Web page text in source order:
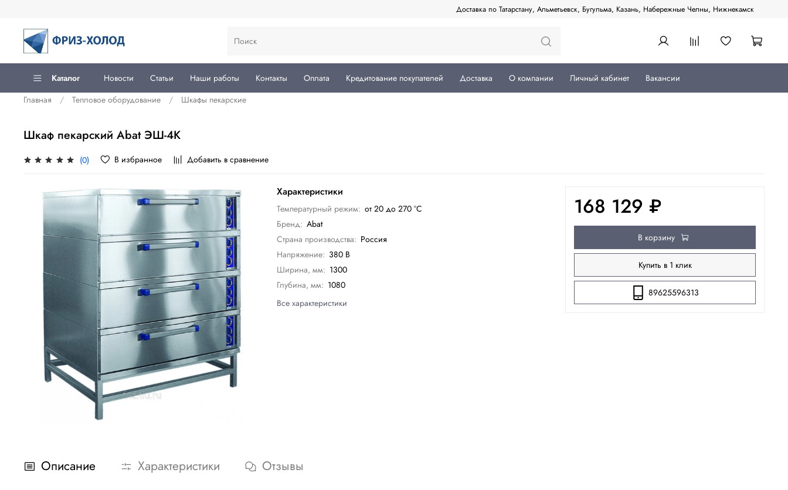
Доставка по Татарстану, Альметьевск, Бугульма, Казань, Набережные Челны, Нижнекамск
Каталог Новости Статьи Наши работы Контакты Оплата Кредитование покупателей Доставка О компании Личный кабинет
Вакансии
Главная
Тепловое оборудование Шкафы пекарские
Шкаф пекарский Abat ЭШ-4К
(0) В избранное Добавить в сравнение
Характеристики
Температурный режим: от 20 до 270 °С
Бренд: Abat
Страна производства: Россия
Напряжение: 380 В
Ширина, мм: 1300
Глубина, мм: 1080
Все характеристики
168 129 ₽
В корзину
Купить в 1 клик
89625596313
Описание Характеристики Отзывы